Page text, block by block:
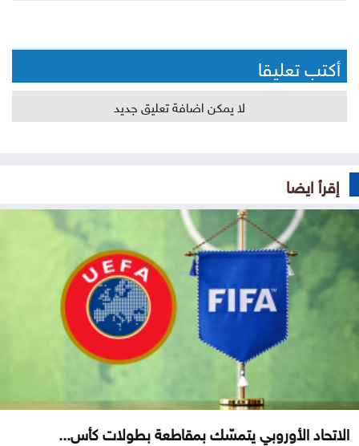
أكتب تعليقا
لا يمكن اضافة تعليق جديد
إقرأ ايضا
الاتحاد الأوروبي يتمسّك بمقاطعة بطولات كأس...